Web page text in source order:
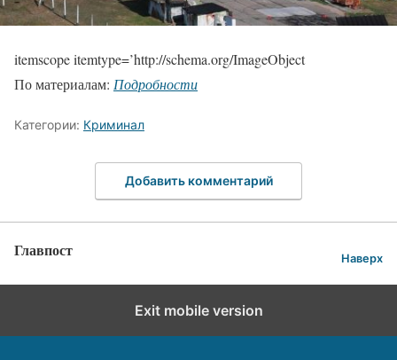
itemscope itemtype=’http://schema.org/ImageObject
По материалам: Подробности
Категории: Криминал
Добавить комментарий
Главпост Наверх
Exit mobile version